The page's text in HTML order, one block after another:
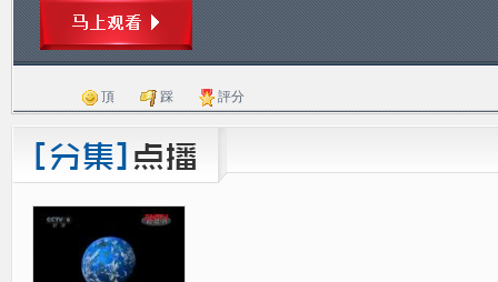
頂 踩 評分